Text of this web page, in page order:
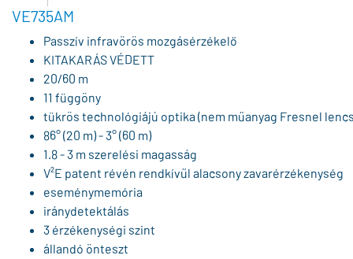
VE735AM
Passzív infravörös mozgásérzékelő
KITAKARÁS VÉDETT
20/60 m
11 függöny
tükrös technológiájú optika (nem műanyag Fresnel
86° (20 m) - 3° (60 m)
1.8 - 3 m szerelési magasság
V²E patent révén rendkívűl alacsony zavarérzékenység
eseménymemória
iránydetektálás
3 érzékenységi szint
állandó önteszt